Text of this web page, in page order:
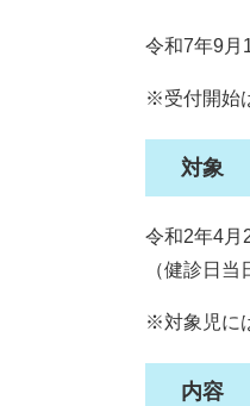
令和7年9月
※受付開始
対象
令和2年4月
（健診日
※対象児に
内容